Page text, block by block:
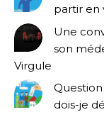
partir en
Une
son
Virgule
Question
dois-je